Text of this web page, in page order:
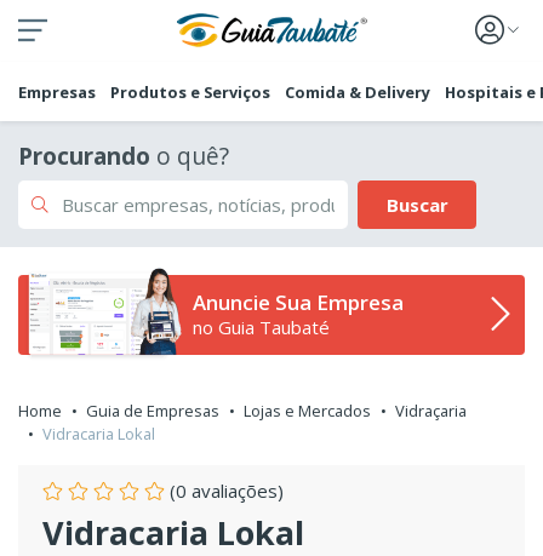
Empresas Produtos e Serviços Comida & Delivery Hospitais e
Procurando o quê?
Buscar
Anuncie Sua Empresa
no Guia Taubaté
Home Guia de Empresas Lojas e Mercados
Vidraçaria
Vidracaria Lokal
(0 avaliações)
Vidracaria Lokal